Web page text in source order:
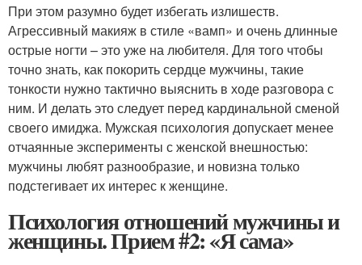
При этом разумно будет избегать излишеств.
Агрессивный макияж в стиле «вамп» и очень длинные
острые ногти – это уже на любителя. Для того чтобы
точно знать, как покорить сердце мужчины, такие
тонкости нужно тактично выяснить в ходе разговора с
ним. И делать это следует перед кардинальной сменой
своего имиджа. Мужская психология допускает менее
отчаянные эксперименты с женской внешностью:
мужчины любят разнообразие, и новизна только
подстегивает их интерес к женщине.
Психология отношений мужчины и
женщины. Прием #2: «Я сама»